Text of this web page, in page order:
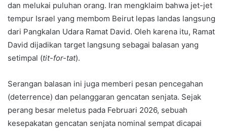
dan melukai puluhan orang. Iran mengklaim bahwa jet-jet
tempur Israel yang membom Beirut lepas landas langsung
dari Pangkalan Udara Ramat David. Oleh karena itu, Ramat
David dijadikan target langsung sebagai balasan yang
setimpal (tit-for-tat).
Serangan balasan ini juga memberi pesan pencegahan
(deterrence) dan pelanggaran gencatan senjata. Sejak
perang besar meletus pada Februari 2026, sebuah
kesepakatan gencatan senjata nominal sempat dicapai